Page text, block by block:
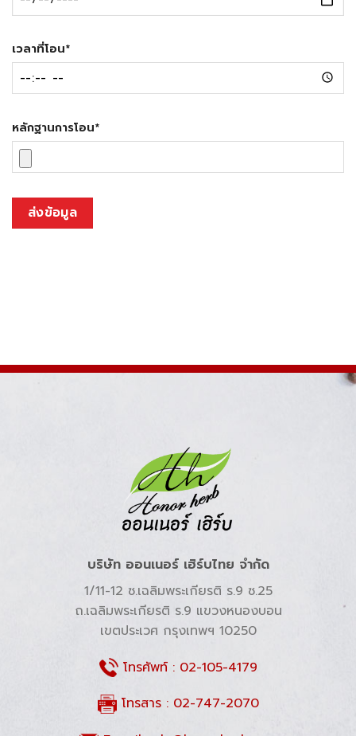
เวลาที่โอน*
หลักฐานการโอน*
ส่งข้อมูล
บริษัท ออนเนอร์ เฮิร์บไทย จำกัด
1/11-12 ซ.เฉลิมพระเกียรติ ร.9 ซ.25
ถ.เฉลิมพระเกียรติ ร.9 แขวงหนองบอน
เขตประเวศ กรุงเทพฯ 10250
โทรศัพท์ : 02-105-4179
โทรสาร : 02-747-2070